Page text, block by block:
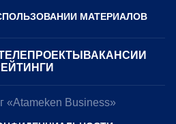
МАТЕРИАЛОВ
ВАКАНСИИ
«Atameken Business»